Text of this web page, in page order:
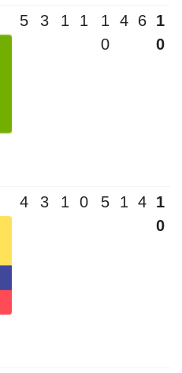
5 3 1 1
1
0
4 6
1
0
4 3 1 0 5 1 4
1
0